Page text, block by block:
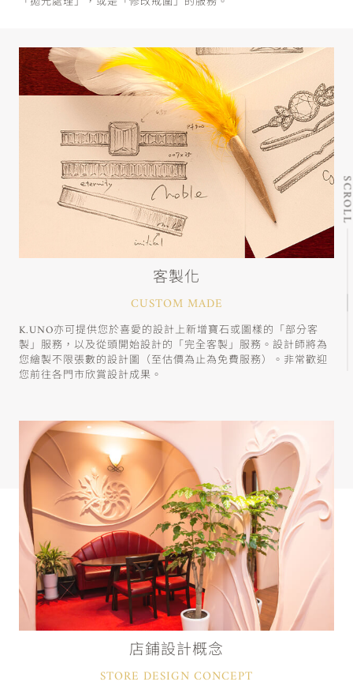
客製化
CUSTOM MADE
K.UNO亦可提供您於喜愛的設計上新增寶石或圖樣的「部分客
製」服務，以及從頭開始設計的「完全客製」服務。設計師將為
您繪製不限張數的設計圖（至估價為止為免費服務）。非常歡迎
您前往各門市欣賞設計成果。
店鋪設計概念
STORE DESIGN CONCEPT